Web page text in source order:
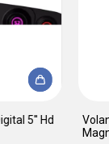
5'' Hd